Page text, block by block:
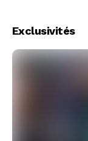
Exclusivités